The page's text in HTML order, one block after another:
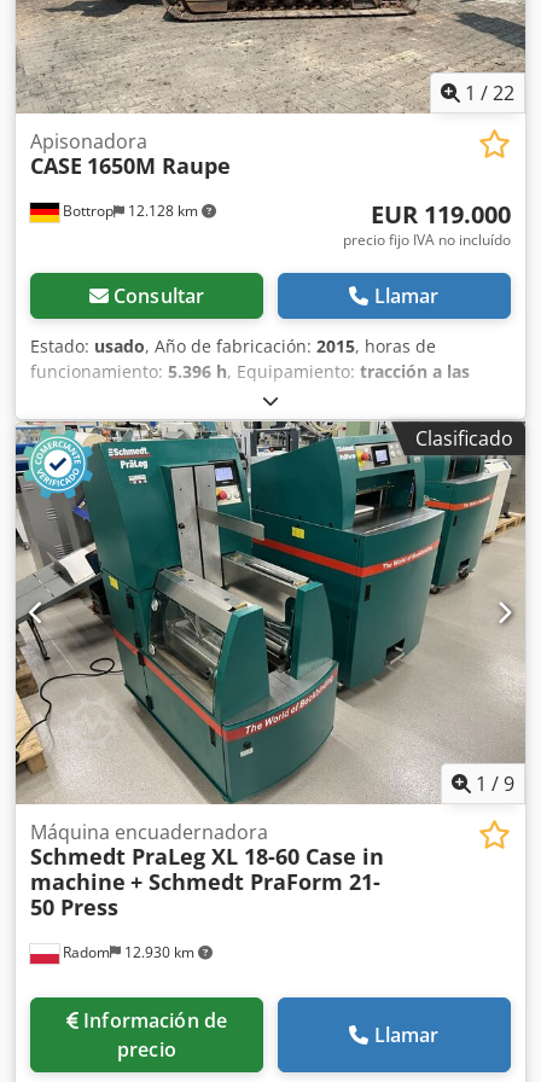
1 /22
Bottrop 12.128 km
Apisonadora
CASE 1650M Raupe
EUR 119.000
precio fijo IVA no incluído
Consultar Llamar
Estado: usado, Año de fabricación: 2015, horas de
funcionamiento: 5.396 h, Equipamiento: tracción a las
, CATERPILLAR Modelo: 1650M Peso en vacío:
19 200 kg Potencia: 122 kW Horas de trabajo: 5396
Equipamiento: - Asiento calefactado - Aire acondicionado -
Radio Dksdpfx Ahjzhyrme Ier - Rastrillo trasero con 3
dientes - Dispositivos y rejillas de protección de la cabina
en la parte delantera - Pala niveladora (plegable
hidráulicamente) Con gusto le brindamos asistencia
también en el área de financiación/arrendamiento a través
de nuestros socios. Todos los datos sin garantía. Salvo
error y omisión.
Clasificado
1 /9
Radom 12.930 km
Máquina encuadernadora
Schmedt PraLeg XL 18-60 Case in
machine + Schmedt PraForm 21-
50 Press
Información de
precio
Llamar